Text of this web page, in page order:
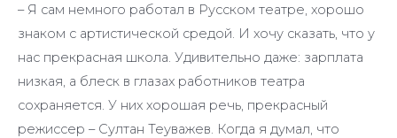
– Я сам немного работал в Русском театре, хорошо
знаком с артистической средой. И хочу сказать, что у
нас прекрасная школа. Удивительно даже: зарплата
низкая, а блеск в глазах работников театра
сохраняется. У них хорошая речь, прекрасный
режиссер – Султан Теуважев. Когда я думал, что